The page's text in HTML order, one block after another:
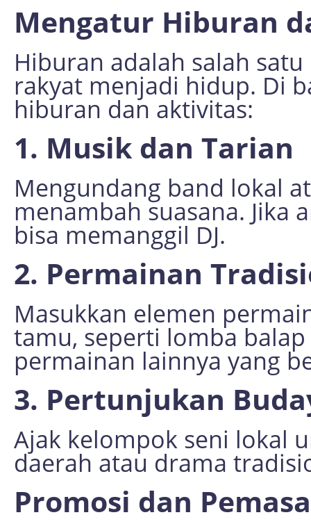
Mengatur Hiburan
Hiburan adalah salah
rakyat menjadi hidup. Di
hiburan dan aktivitas:
1. Musik dan Tarian
Mengundang band lokal
menambah suasana. Jika
bisa memanggil DJ.
2. Permainan
Masukkan elemen
tamu, seperti lomba
permainan lainnya yang
3. Pertunjukan
Ajak kelompok seni lokal
daerah atau drama
Promosi dan